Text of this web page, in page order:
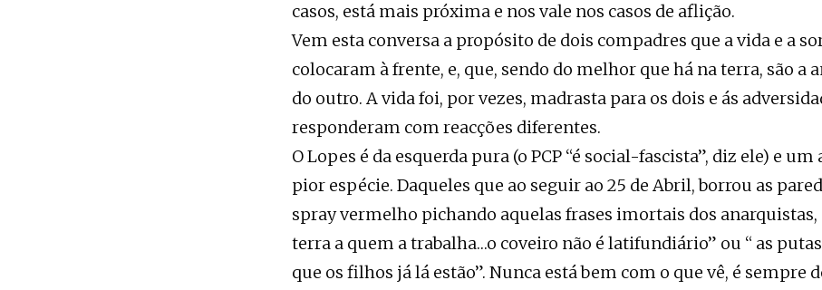
casos, está mais próxima e nos vale nos casos de aflição.
Vem esta conversa a propósito de dois compadres que a vida e a
colocaram à frente, e, que, sendo do melhor que há na terra, são a
do outro. A vida foi, por vezes, madrasta para os dois e ás
responderam com reacções diferentes.
O Lopes é da esquerda pura (o PCP “é social-fascista”, diz ele) e um
pior espécie. Daqueles que ao seguir ao 25 de Abril, borrou as
spray vermelho pichando aquelas frases imortais dos anarquistas,
terra a quem a trabalha…o coveiro não é latifundiário” ou “ as
que os filhos já lá estão”. Nunca está bem com o que vê, é sempre